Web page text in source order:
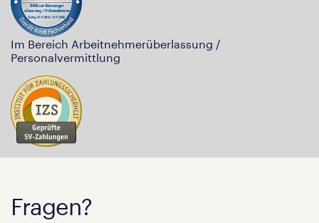
Im Bereich Arbeitnehmerüberlassung /
Personalvermittlung
Fragen?